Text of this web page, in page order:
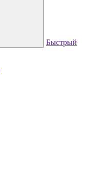
Быстрый